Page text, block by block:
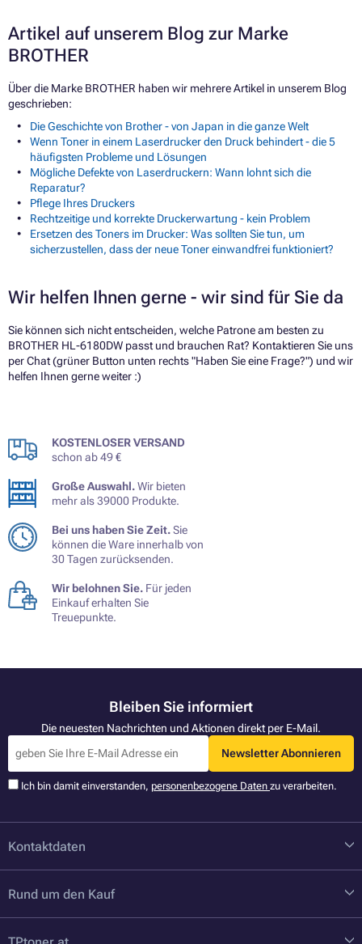
Artikel auf unserem Blog zur Marke
BROTHER
Über die Marke BROTHER haben wir mehrere Artikel in unserem Blog
geschrieben:
Die Geschichte von Brother - von Japan in die ganze Welt
Wenn Toner in einem Laserdrucker den Druck behindert - die 5
häufigsten Probleme und Lösungen
Mögliche Defekte von Laserdruckern: Wann lohnt sich die
Reparatur?
Pflege Ihres Druckers
Rechtzeitige und korrekte Druckerwartung - kein Problem
Ersetzen des Toners im Drucker: Was sollten Sie tun, um
sicherzustellen, dass der neue Toner einwandfrei funktioniert?
Wir helfen Ihnen gerne - wir sind für Sie da
Sie können sich nicht entscheiden, welche Patrone am besten zu
BROTHER HL-6180DW passt und brauchen Rat? Kontaktieren Sie uns
per Chat (grüner Button unten rechts "Haben Sie eine Frage?") und wir
helfen Ihnen gerne weiter :)
KOSTENLOSER VERSAND
schon ab 49 €
Große Auswahl.Wir bieten
mehr als 39000 Produkte.
Bei uns haben Sie Zeit.Sie
können die Ware innerhalb von
30 Tagen zurücksenden.
Wir belohnen Sie. Für jeden
Einkauf erhalten Sie
Treuepunkte.
Bleiben Sie informiert
Die neuesten Nachrichten und Aktionen direkt per E-Mail.
Newsletter Abonnieren
Ich bin damit einverstanden, personenbezogene Daten zu verarbeiten.
Kontaktdaten
Rund um den Kauf